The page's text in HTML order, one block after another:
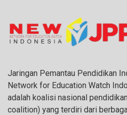
Jaringan Pemantau Pendidikan
Network for Education Watch
adalah koalisi nasional
coalition) yang terdiri dari